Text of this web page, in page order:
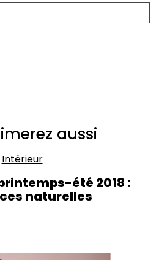
aussi
Intérieur
été 2018 :
naturelles